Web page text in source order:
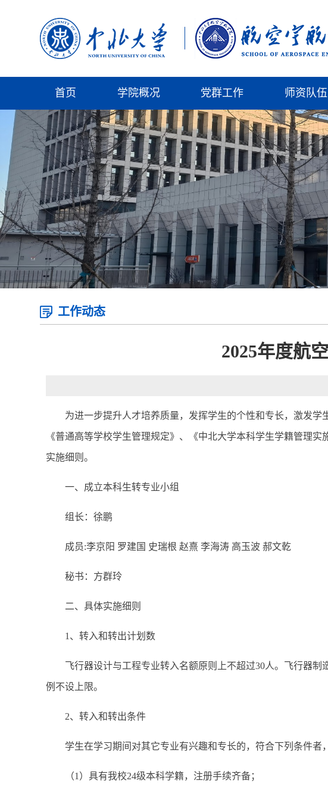
首页 学院概况 党群工作 师资队伍
工作动态
2025年度航
为进一步提升人才培养质量，发挥学生的个性和专长，激发
《普通高等学校学生管理规定》、《中北大学本科学生学籍管理
实施细则。
一、成立本科生转专业小组
组长：徐鹏
成员:李京阳 罗建国 史瑞根 赵熹 李海涛 高玉波 郝文乾
秘书：方群玲
二、具体实施细则
1、转入和转出计划数
飞行器设计与工程专业转入名额原则上不超过30人。飞行器
例不设上限。
2、转入和转出条件
学生在学习期间对其它专业有兴趣和专长的，符合下列条件
（1）具有我校24级本科学籍，注册手续齐备；